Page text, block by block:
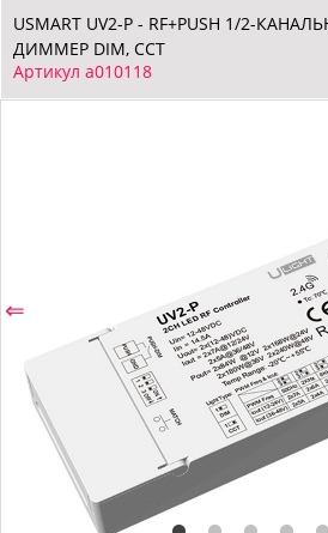
USMART UV2-P - RF+PUSH 1/2-
ДИММЕР DIM, CCT
Артикул a010118
⇐